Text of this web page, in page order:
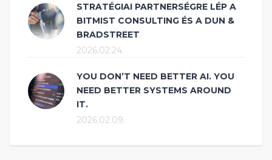
STRATÉGIAI PARTNERSÉGRE LÉP A
BITMIST CONSULTING ÉS A DUN &
BRADSTREET
2026.02.24.
YOU DON’T NEED BETTER AI. YOU
NEED BETTER SYSTEMS AROUND
IT.
2026.02.09.